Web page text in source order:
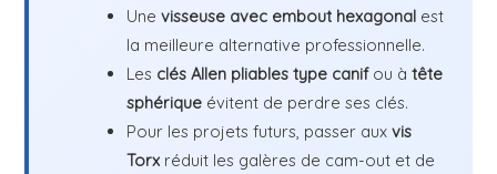
Unevisseuse avec embout hexagonal est
la meilleure alternative professionnelle.
Les clés Allen pliables type canifou àtête
sphérique évitent de perdre ses clés.
Pour les projets futurs, passer auxvis
Torx réduit les galères de cam-out et de